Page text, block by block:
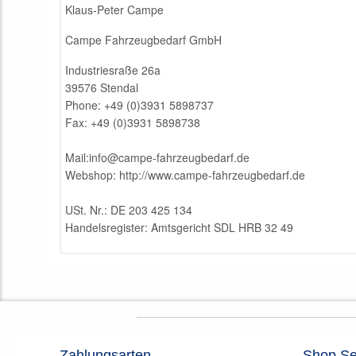
Klaus-Peter Campe
Campe Fahrzeugbedarf GmbH
Industriesraße 26a
39576 Stendal
Phone: +49 (0)3931 5898737
Fax: +49 (0)3931 5898738
Mail:info@campe-fahrzeugbedarf.de
Webshop: http://www.campe-fahrzeugbedarf.de
USt. Nr.: DE 203 425 134
Handelsregister: Amtsgericht SDL HRB 32 49